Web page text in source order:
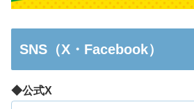
SNS（X・Facebook）
◆公式X